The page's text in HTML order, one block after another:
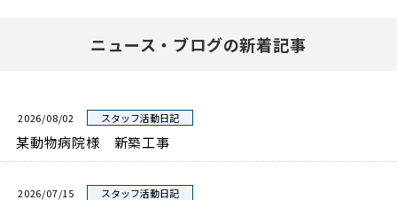
ニュース・ブログの新着記事
2026/08/02 スタッフ活動日記
某動物病院様 新築工事
2026/07/15 スタッフ活動日記